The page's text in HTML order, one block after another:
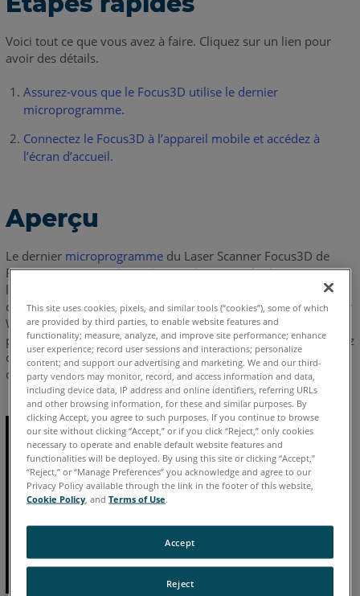
le
microprogramme
l’appareil
mobile
au
Focus3D et
d’accueil
Confirmez
les
Étapes
suivantes
Voir
également
Voici tout ce que vous avez à faire. Cliquez sur un lien pour
avoir des détails.
Assurez-vous que le Focus3D utilise le dernier
microprogramme.
Connectez le Focus3D à l’appareil mobile et accédez à
l’écran d’accueil.
Aperçu
Le dernier microprogrammedu Laser Scanner Focus3D de
FARO vous permet d’accéder rapidement et facilement à
l’écran d’accueil du Focus3D en utilisant uniquement la
connexion sans fil de votreappareil mobileet votre navigateur
Web. Il suffit de placer le Focus3D à un endroit et dans une
position qui fournit la meilleure qualité de scan. Puis, contrôlez
directement le Focus3D de n’importe quel endroit d’où l’on
capte la connexion sans fil de votre appareil mobile.
This site uses cookies, pixels, and similar tools (“cookies”), some of which
are provided by third parties, to enable website features and
functionality; measure, analyze, and improve site performance; enhance
user experience; record user sessions and interactions; personalize
content; and support our advertising and marketing. We and our third-
party vendors may monitor, record, and access information and data,
including device data, IP address and online identifiers, referring URLs
and other browsing information, for these and similar purposes. By
clicking Accept, you agree to such purposes. If you continue to browse
our site without clicking “Accept,” or if you click “Reject,” only cookies
necessary to operate and enable default website features and
functionalities will be deployed. By using this site or clicking “Accept,”
“Reject,” or “Manage Preferences” you acknowledge and agree to our
Privacy Policy available through the link in the footer of this website,
Cookie Policy , andTerms of Use.
Reject
Accept